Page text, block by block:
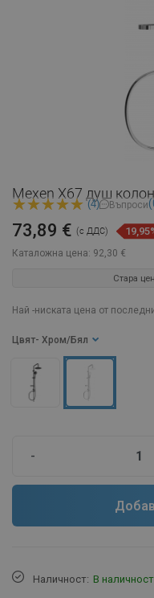
Mexen X67 душ
(4) Въпроси
Каталожна цена: 92,30 €
73,89 € (с ДДС)
Стара
Най -ниската цена от
Цвят - Хром/Бял
-
Наличност: В наличност